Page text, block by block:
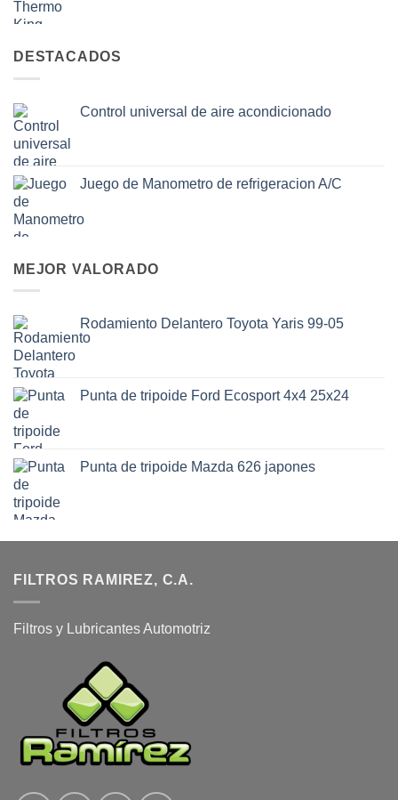
DESTACADOS
Control universal de aire acondicionado
Juego de Manometro de refrigeracion A/C
MEJOR VALORADO
Rodamiento Delantero Toyota Yaris 99-05
Punta de tripoide Ford Ecosport 4x4 25x24
Punta de tripoide Mazda 626 japones
FILTROS RAMIREZ, C.A.
Filtros y Lubricantes Automotriz